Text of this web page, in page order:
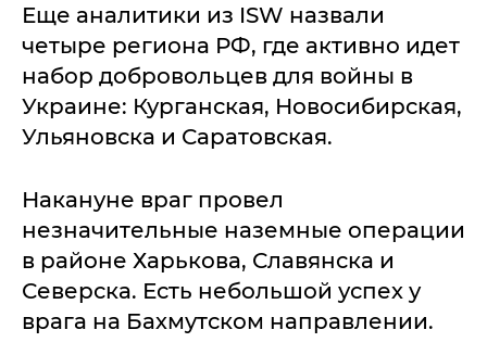
Еще аналитики из ISW назвали
четыре региона РФ, где активно идет
набор добровольцев для войны в
Украине: Курганская, Новосибирская,
Ульяновска и Саратовская.
Накануне враг провел
незначительные наземные операции
в районе Харькова, Славянска и
Северска. Есть небольшой успех у
врага на Бахмутском направлении.